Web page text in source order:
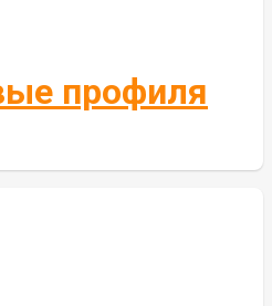
профиля